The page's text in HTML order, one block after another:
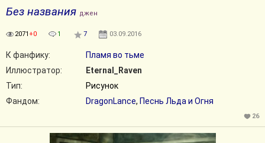
Без названия джен
2071+0 1 7 03.09.2016
К фанфику:
Пламя во тьме
Иллюстратор:
Eternal_Raven
Тип:
Рисунок
Фандом:
DragonLance, Песнь Льда и Огня
26